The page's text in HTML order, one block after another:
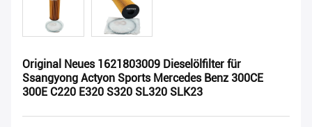
Original Neues 1621803009 Dieselölfilter für
Ssangyong Actyon Sports Mercedes Benz 300CE
300E C220 E320 S320 SL320 SLK23